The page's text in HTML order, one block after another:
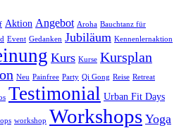
Aktion Angebot Aroha Bauchtanz für
Event Gedanken Jubiläum Kennenlernaktion
Kurs Kurse Kursplan
Neu Painfree Party Qi Gong Reise Retreat
Testimonial Urban Fit Days
workshop Workshops Yoga